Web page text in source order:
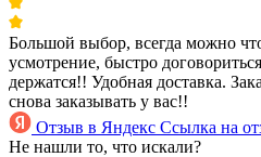
Большой выбор, всегда можно
усмотрение, быстро
держатся!! Удобная доставка.
снова заказывать у вас!!
Отзыв в Яндекс Ссылка на
Не нашли то, что искали?